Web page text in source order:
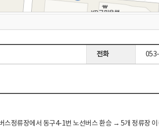
전화
정류장에서 동구4-1번 노선버스 환승 → 5개 정류장